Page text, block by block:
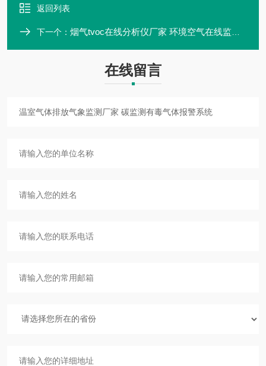
返回列表
下一个： 烟气tvoc在线分析仪厂家 环境空气在线监测系统
在线留言